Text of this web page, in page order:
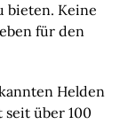
bieten. Keine
für den
Helden
über 100